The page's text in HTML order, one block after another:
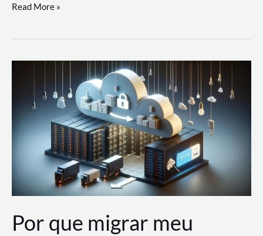
Utilizando
Soluções
AWS
Read More »
Por que migrar meu